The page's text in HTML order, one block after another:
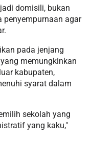
domisili, bukan
penyempurnaan agar
pada jenjang
memungkinkan
kabupaten,
syarat dalam
sekolah yang
yang kaku,"